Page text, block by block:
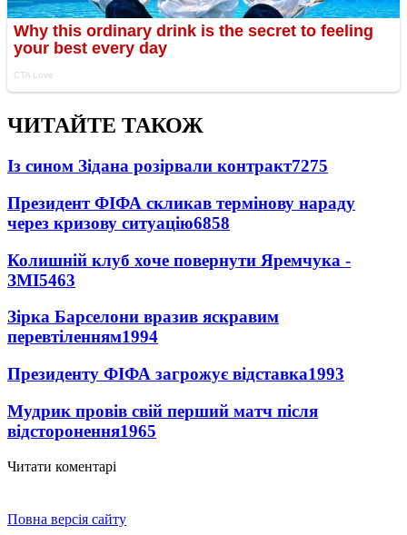
ЧИТАЙТЕ ТАКОЖ
Із сином Зідана розірвали контракт7275
Президент ФІФА скликав термінову нараду
через кризову ситуацію6858
Колишній клуб хоче повернути Яремчука -
ЗМІ5463
Зірка Барселони вразив яскравим
перевтіленням1994
Президенту ФІФА загрожує відставка1993
Мудрик провів свій перший матч після
відсторонення1965
Читати коментарі
Повна версія сайту